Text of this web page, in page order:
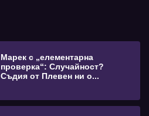
Марек с „елементарна
проверка“: Случайност?
Съдия от Плевен ни о...